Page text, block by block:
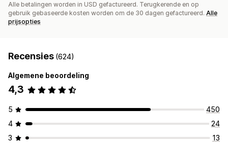
Alle betalingen worden in USD gefactureerd. Terugkerende en op
gebruik gebaseerde kosten worden om de 30 dagen gefactureerd. Alle
prijsopties
Recensies (624)
Algemene beoordeling
4,3
5
450
4
24
3
13